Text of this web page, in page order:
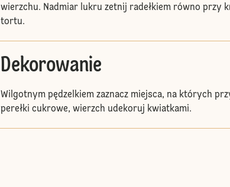
wierzchu. Nadmiar lukru zetnij radełkiem równo przy
tortu.
Dekorowanie
Wilgotnym pędzelkiem zaznacz miejsca, na których
perełki cukrowe, wierzch udekoruj kwiatkami.